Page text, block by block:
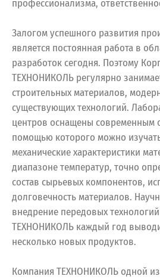
профессионализма,
Залогом успешного развития
является постоянная работа в
разработок сегодня. Поэтому
ТЕХНОНИКОЛЬ регулярно
строительных материалов,
существующих технологий.
центров оснащены современным
помощью которого можно
механические характеристики
диапазоне температур, точно
состав сырьевых компонентов,
долговечность материалов.
внедрение передовых
ТЕХНОНИКОЛЬ каждый год
несколько новых продуктов.
Компания ТЕХНОНИКОЛЬ одной